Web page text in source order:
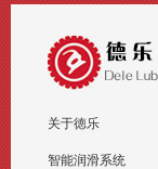
关于徳乐
智能润滑系统